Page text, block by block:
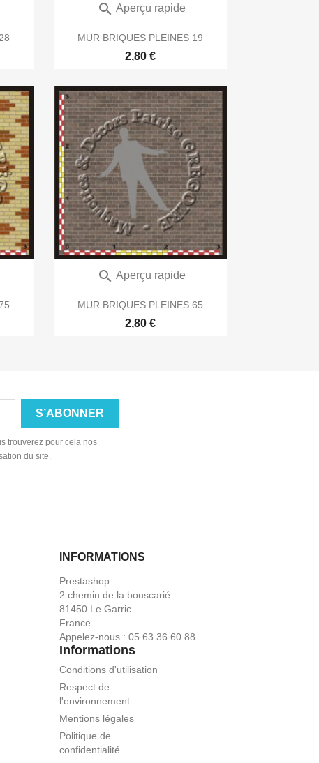
MUR BRIQUES PLEINES 19
2,80 €
 Aperçu rapide
MUR BRIQUES PLEINES 65
2,80 €
 Aperçu rapide
trouverez pour cela nos
du site.
INFORMATIONS
Prestashop
2 chemin de la bouscarié
81450 Le Garric
France
Appelez-nous : 05 63 36 60 88
Informations
Conditions d'utilisation
Respect de
l'environnement
Mentions légales
Politique de
confidentialité